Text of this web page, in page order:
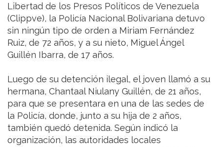
Libertad de los Presos Políticos de Venezuela
(Clippve), la Policía Nacional Bolivariana detuvo
sin ningún tipo de orden a Miriam Fernández
Ruiz, de 72 años, y a su nieto, Miguel Ángel
Guillén Ibarra, de 17 años.
Luego de su detención ilegal, el joven llamó a su
hermana, Chantaal Niulany Guillén, de 21 años,
para que se presentara en una de las sedes de
la Policía, donde, junto a su hija de 2 años,
también quedó detenida. Según indicó la
organización, las autoridades locales